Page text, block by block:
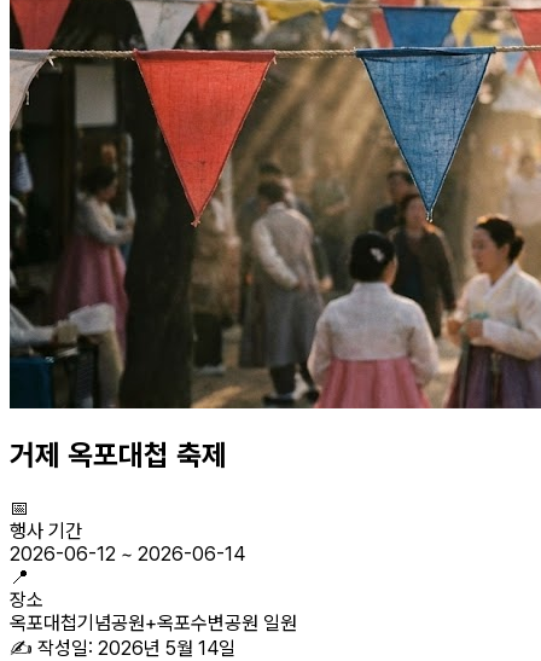
거제 옥포대첩 축제
📅
행사 기간
2026-06-12 ~ 2026-06-14
📍
장소
옥포대첩기념공원+옥포수변공원 일원
✍️ 작성일: 2026년 5월 14일